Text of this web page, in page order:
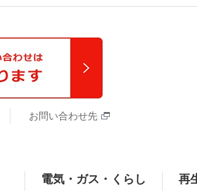
お問い合わせ先
電気・ガス・くらし 再